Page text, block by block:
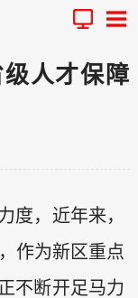
人才保障
度，近年来，
作为新区重点
不断开足马力